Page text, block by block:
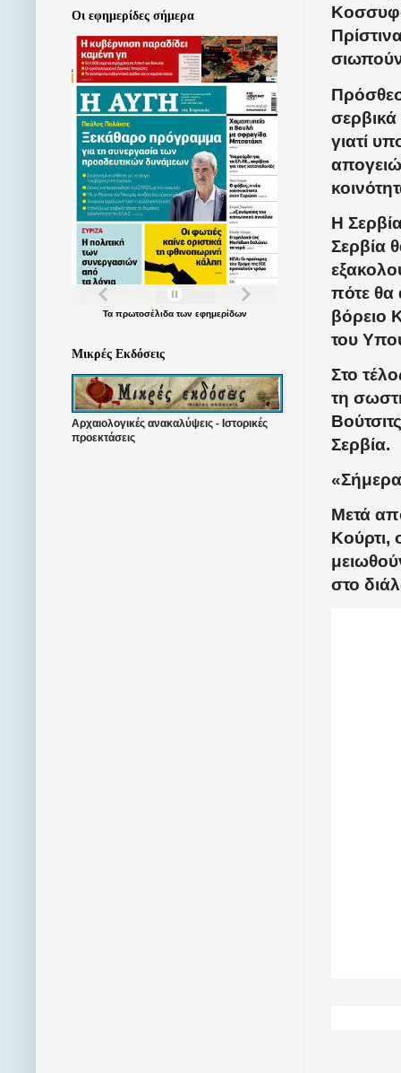
γιατί
Η
Σερβία
πότε θα
βόρειο
του
Στο
τη
Σερβία.
Μετά
Κούρτι,
στο
Οι εφημερίδες σήμερα
Τα πρωτοσέλιδατων εφημερίδων
Μικρές Εκδόσεις
Αρχαιολογικές ανακαλύψεις - Ιστορικές
προεκτάσεις